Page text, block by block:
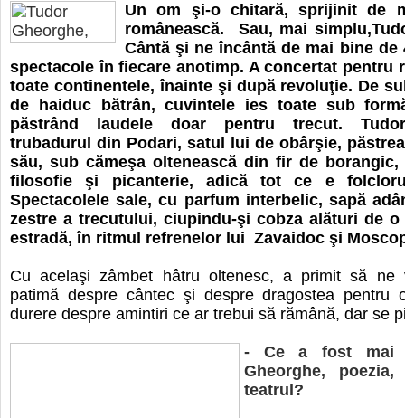
Un om şi-o chitară, sprijinit de
românească. Sau, mai
Cântă şi ne încântă de mai bine de
spectacole în fiecare anotimp. A concertat pentru
toate continentele, înainte şi după revoluţie. De
de haiduc bătrân, cuvintele ies toate sub
păstrând laudele doar pentru trecut.
trubadurul din Podari, satul lui de obârşie,
său, sub cămeşa oltenească din fir de
filosofie şi picanterie, adică tot ce e
Spectacolele sale, cu parfum interbelic, sapă
zestre a trecutului, ciupindu-şi cobza alături de o
estradă, în ritmul refrenelor lui Zavaidoc şi
Cu acelaşi zâmbet hâtru oltenesc, a primit să ne
patimă despre cântec şi despre dragostea pentru
durere despre amintiri ce ar trebui să rămână, dar se
- Ce a fost mai
Gheorghe,
teatrul?